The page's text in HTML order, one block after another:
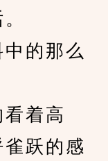
的那么
着高
跃的感